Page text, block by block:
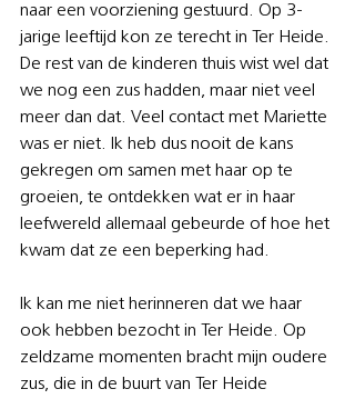
naar een voorziening gestuurd. Op 3-
jarige leeftijd kon ze terecht in Ter Heide.
De rest van de kinderen thuis wist wel dat
we nog een zus hadden, maar niet veel
meer dan dat. Veel contact met Mariette
was er niet. Ik heb dus nooit de kans
gekregen om samen met haar op te
groeien, te ontdekken wat er in haar
leefwereld allemaal gebeurde of hoe het
kwam dat ze een beperking had.
Ik kan me niet herinneren dat we haar
ook hebben bezocht in Ter Heide. Op
zeldzame momenten bracht mijn oudere
zus, die in de buurt van Ter Heide